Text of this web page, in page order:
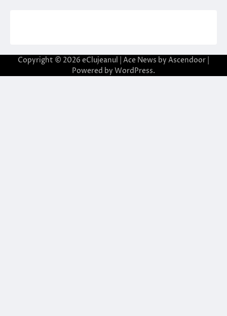
Copyright © 2026 eClujeanul | Ace News by Ascendoor
Powered by WordPress.